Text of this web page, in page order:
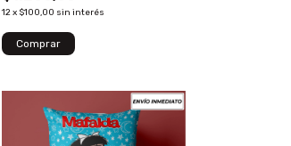
12 x $100,00 sin interés